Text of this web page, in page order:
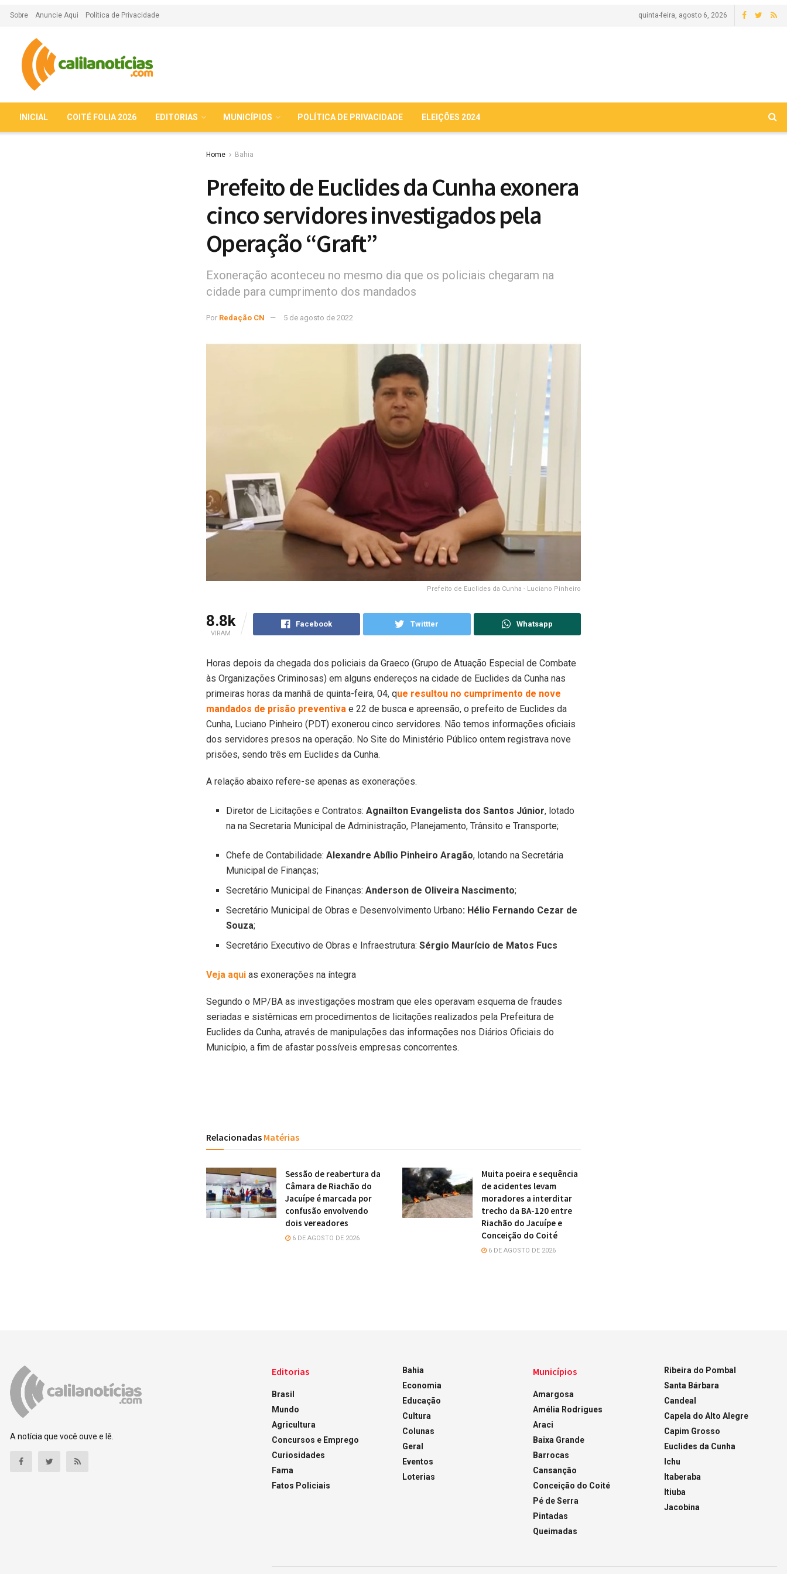
Sobre Anuncie Aqui Política de Privacidade quinta-feira, agosto 6, 2026
INICIAL COITÉ FOLIA 2026 EDITORIAS MUNICÍPIOS POLÍTICA DE PRIVACIDADE ELEIÇÕES 2024
Home Bahia
Prefeito de Euclides da Cunha exonera
cinco servidores investigados pela
Operação “Graft”
Exoneração aconteceu no mesmo dia que os policiais chegaram na
cidade para cumprimento dos mandados
Por Redação CN 5 de agosto de 2022
Prefeito de Euclides da Cunha - Luciano Pinheiro
8.8k
VIRAM
Facebook Twittter Whatsapp
Horas depois da chegada dos policiais da Graeco (Grupo de Atuação Especial de Combate
às Organizações Criminosas) em alguns endereços na cidade de Euclides da Cunha nas
primeiras horas da manhã de quinta-feira, 04, que resultou no cumprimento de nove
mandados de prisão preventiva e 22 de busca e apreensão, o prefeito de Euclides da
Cunha, Luciano Pinheiro (PDT) exonerou cinco servidores. Não temos informações oficiais
dos servidores presos na operação. No Site do Ministério Público ontem registrava nove
prisões, sendo três em Euclides da Cunha.
A relação abaixo refere-se apenas as exonerações.
Diretor de Licitações e Contratos:Agnailton Evangelista dos Santos Júnior, lotado
na na Secretaria Municipal de Administração, Planejamento, Trânsito e Transporte;
Chefe de Contabilidade:Alexandre Abílio Pinheiro Aragão, lotando na Secretária
Municipal de Finanças;
Secretário Municipal de Finanças:Anderson de Oliveira Nascimento;
Secretário Municipal de Obras e Desenvolvimento Urbano: Hélio Fernando Cezar de
Souza;
Secretário Executivo de Obras e Infraestrutura:Sérgio Maurício de Matos Fucs
Veja aqui as exonerações na íntegra
Segundo o MP/BA as investigações mostram que eles operavam esquema de fraudes
seriadas e sistêmicas em procedimentos de licitações realizados pela Prefeitura de
Euclides da Cunha, através de manipulações das informações nos Diários Oficiais do
Município, a fim de afastar possíveis empresas concorrentes.
Relacionadas Matérias
Sessão de reabertura da
Câmara de Riachão do
Jacuípe é marcada por
confusão envolvendo
dois vereadores
6 DE AGOSTO DE 2026
Muita poeira e sequência
de acidentes levam
moradores a interditar
trecho da BA-120 entre
Riachão do Jacuípe e
Conceição do Coité
6 DE AGOSTO DE 2026
A notícia que você ouve e lê.
Editorias
Brasil
Mundo
Agricultura
Concursos e Emprego
Curiosidades
Fama
Fatos Policiais
Bahia
Economia
Educação
Cultura
Colunas
Geral
Eventos
Loterias
Municípios
Amargosa
Amélia Rodrigues
Araci
Baixa Grande
Barrocas
Cansanção
Conceição do Coité
Pé de Serra
Pintadas
Queimadas
Ribeira do Pombal
Santa Bárbara
Candeal
Capela do Alto Alegre
Capim Grosso
Euclides da Cunha
Ichu
Itaberaba
Itiuba
Jacobina